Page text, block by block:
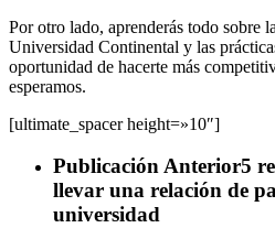
Por otro lado, aprenderás todo sobre
Universidad Continental y las
oportunidad de hacerte más
esperamos.
[ultimate_spacer height=»10″]
Publicación Anterior5
llevar una relación de
universidad